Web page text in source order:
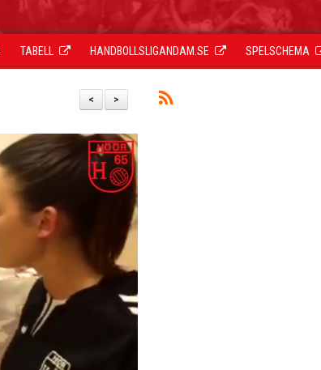
TABELL HANDBOLLSLIGANDAM.SE SPELSCHEMA
>
<